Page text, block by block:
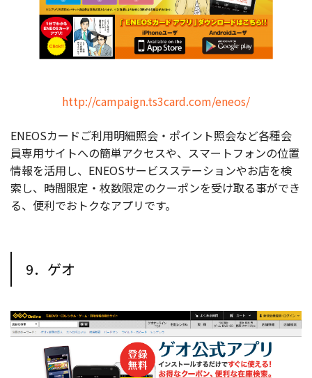
http://campaign.ts3card.com/eneos/
ENEOSカードご利用明細照会・ポイント照会など各種会
員専用サイトへの簡単アクセスや、スマートフォンの位置
情報を活用し、ENEOSサービスステーションやお店を検
索し、時間限定・枚数限定のクーポンを受け取る事ができ
る、便利でおトクなアプリです。
9．ゲオ